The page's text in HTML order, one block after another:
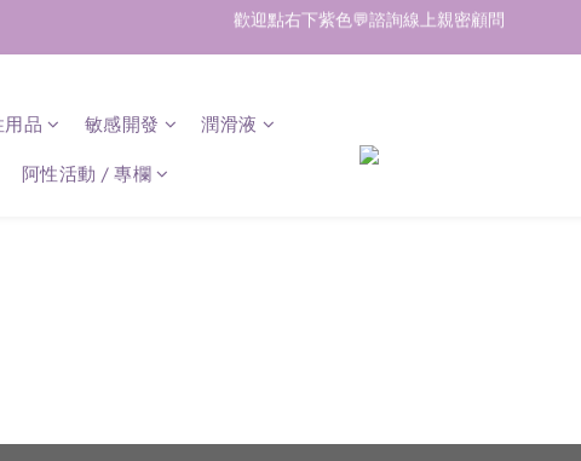
加入會員即享50元購物金  訂單商品好評再享30元購物金
加入會員即享50元購物金  訂單商品好評再享30元購物金
用品 敏感開發 潤滑液
阿性活動 / 專欄